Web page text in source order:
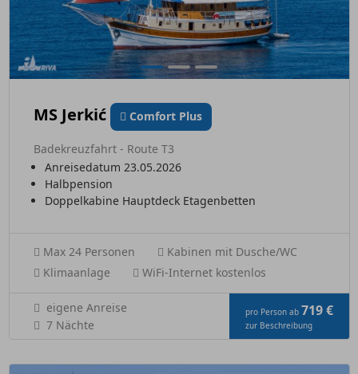
MS Jerkić Comfort Plus
Badekreuzfahrt - Route T3
Anreisedatum 23.05.2026
Halbpension
Doppelkabine Hauptdeck Etagenbetten
Max 24 Personen
Kabinen mit Dusche/WC
Klimaanlage
WiFi-Internet kostenlos
eigene Anreise
7 Nächte
pro Person ab 719 €
zur Beschreibung